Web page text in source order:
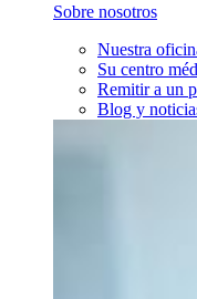
Sobre nosotros
Nuestra
Su centro
Remitir a un
Blog y